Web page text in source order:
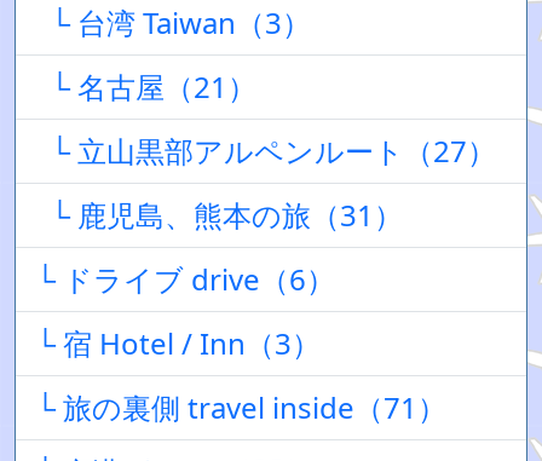
└ 台湾 Taiwan（3）
└ 名古屋（21）
└ 立山黒部アルペンルート（27）
└ 鹿児島、熊本の旅（31）
└ ドライブ drive（6）
└ 宿 Hotel / Inn（3）
└ 旅の裏側 travel inside（71）